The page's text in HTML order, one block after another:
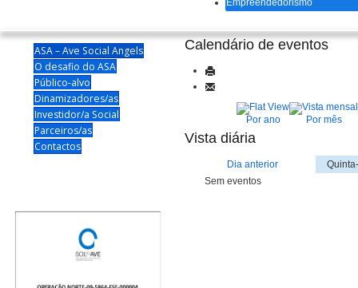
Empreendedorismo
ASA – Ave Social Angels
O desafio do ASA
Público-alvo
Dinamizadores/as
Investidor/a Social
Parceiros/as
Contactos
Calendário de eventos
Por ano Por mês
Vista diária
Dia anterior
Sem eventos